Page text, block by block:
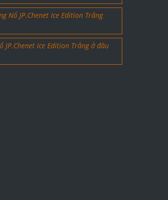
Nổ JP.Chenet Ice Edition Trắng
JP.Chenet Ice Edition Trắng ở đâu